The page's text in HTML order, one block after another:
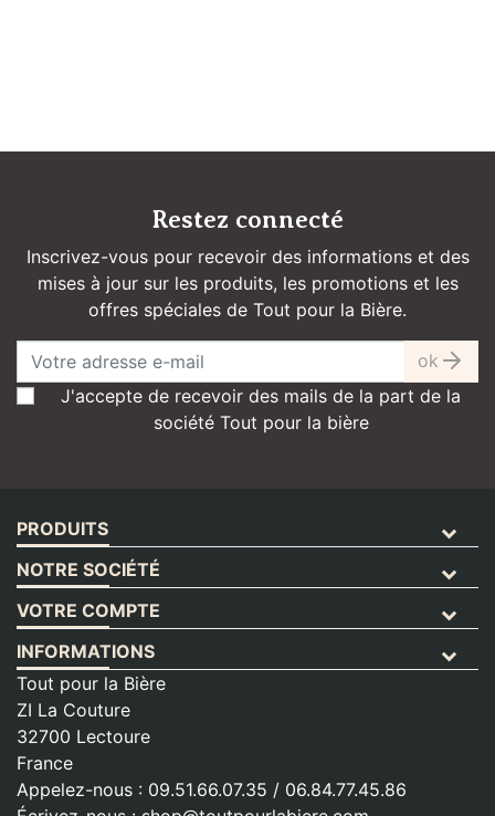
Restez connecté
Inscrivez-vous pour recevoir des informations et des
mises à jour sur les produits, les promotions et les
offres spéciales de Tout pour la Bière.
ok
J'accepte de recevoir des mails de la part de la
société Tout pour la bière
PRODUITS
NOTRE SOCIÉTÉ
VOTRE COMPTE
INFORMATIONS
Tout pour la Bière
ZI La Couture
32700 Lectoure
France
Appelez-nous : 09.51.66.07.35 / 06.84.77.45.86